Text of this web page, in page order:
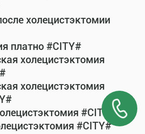
холецистэктомии
платно #CITY#
холецистэктомия
холецистэктомия
#CITY#
#CITY#